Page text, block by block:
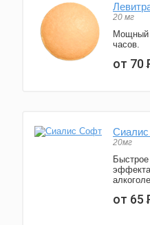
20 мг
Мощный
часов.
от 70
20мг
от 65